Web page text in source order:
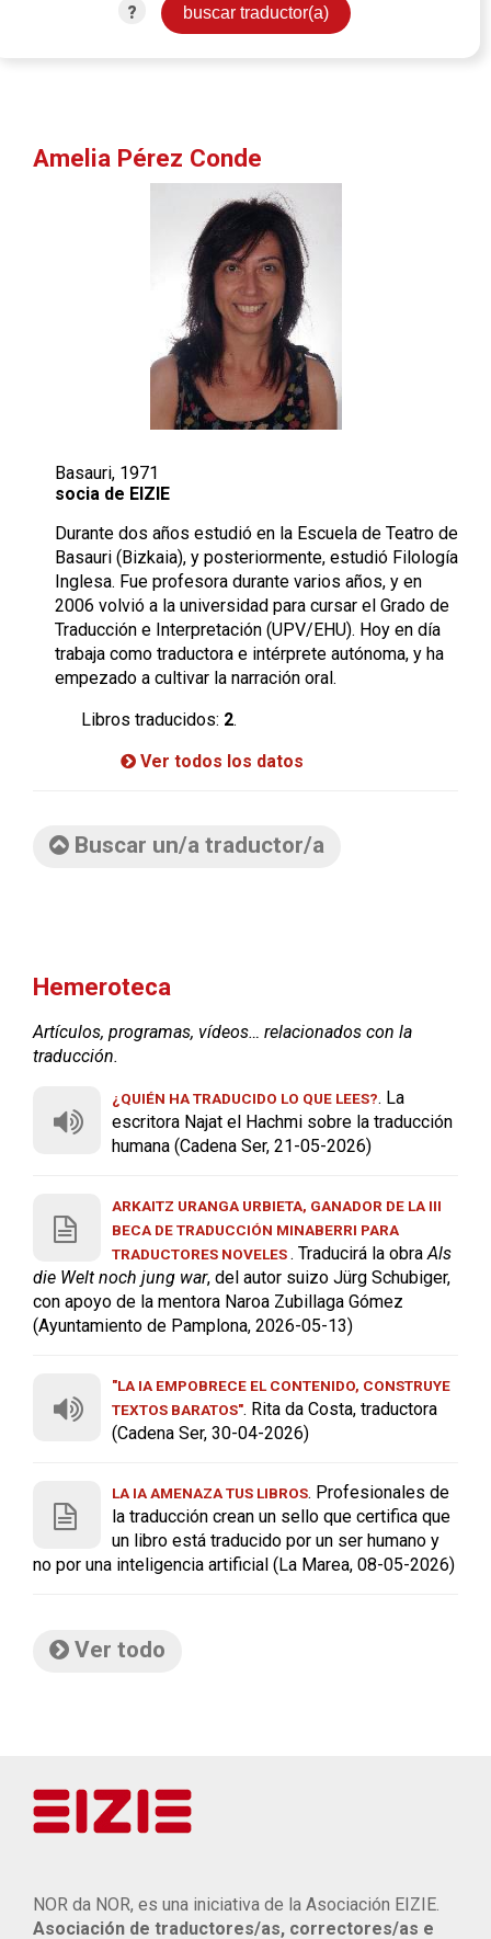
?
Amelia Pérez Conde
Basauri, 1971
socia de EIZIE
Durante dos años estudió en la Escuela de Teatro de
Basauri (Bizkaia), y posteriormente, estudió Filología
Inglesa. Fue profesora durante varios años, y en
2006 volvió a la universidad para cursar el Grado de
Traducción e Interpretación (UPV/EHU). Hoy en día
trabaja como traductora e intérprete autónoma, y ha
empezado a cultivar la narración oral.
Libros traducidos: 2.
Ver todos los datos
Buscar un/a traductor/a
Hemeroteca
Artículos, programas, vídeos… relacionados con la
traducción.
¿QUIÉN HA TRADUCIDO LO QUE LEES?. La
escritora Najat el Hachmi sobre la traducción
humana (Cadena Ser, 21-05-2026)
ARKAITZ URANGA URBIETA, GANADOR DE LA III
BECA DE TRADUCCIÓN MINABERRI PARA
TRADUCTORES NOVELES. Traducirá la obraAls
die Welt noch jung war, del autor suizo Jürg Schubiger,
con apoyo de la mentora Naroa Zubillaga Gómez
(Ayuntamiento de Pamplona, 2026-05-13)
"LA IA EMPOBRECE EL CONTENIDO, CONSTRUYE
TEXTOS BARATOS". Rita da Costa, traductora
(Cadena Ser, 30-04-2026)
LA IA AMENAZA TUS LIBROS. Profesionales de
la traducción crean un sello que certifica que
un libro está traducido por un ser humano y
no por una inteligencia artificial (La Marea, 08-05-2026)
Ver todo
NOR da NOR, es una iniciativa de la Asociación EIZIE.
Asociación de traductores/as, correctores/as e